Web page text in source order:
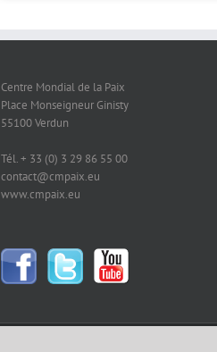
Centre Mondial de la Paix
Place Monseigneur Ginisty
55100 Verdun
Tél. + 33 (0) 3 29 86 55 00
contact@cmpaix.eu
www.cmpaix.eu